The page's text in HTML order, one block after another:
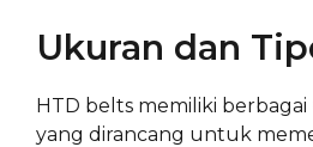
Ukuran dan
HTD belts memiliki
yang dirancang untuk